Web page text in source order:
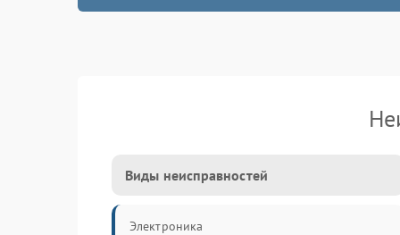
Виды неисправностей
Электроника